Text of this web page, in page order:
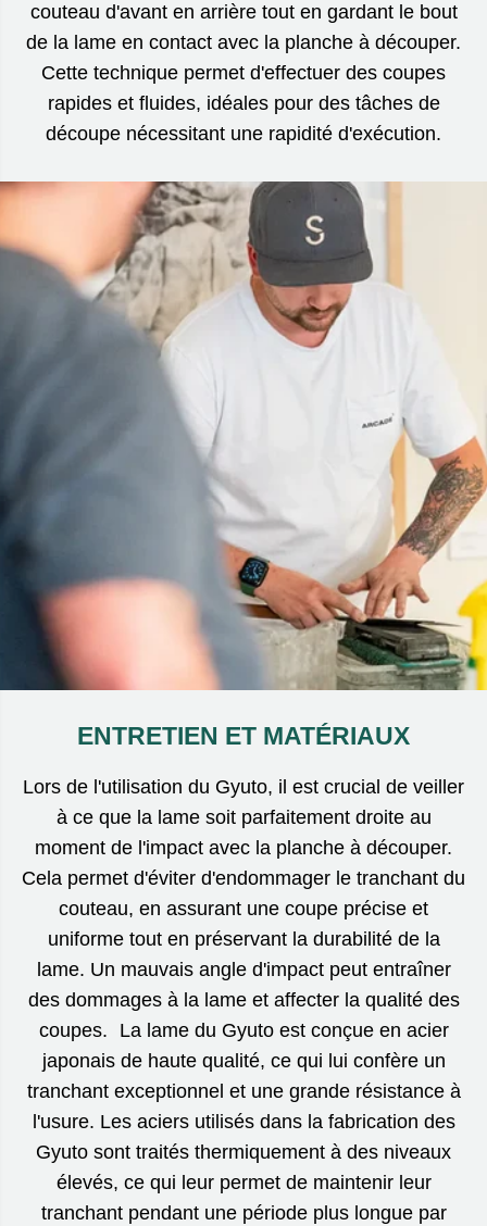
couteau d'avant en arrière tout en gardant le bout
de la lame en contact avec la planche à découper.
Cette technique permet d'effectuer des coupes
rapides et fluides, idéales pour des tâches de
découpe nécessitant une rapidité d'exécution.
ENTRETIEN ET MATÉRIAUX
Lors de l'utilisation du Gyuto, il est crucial de veiller
à ce que la lame soit parfaitement droite au
moment de l'impact avec la planche à découper.
Cela permet d'éviter d'endommager le tranchant du
couteau, en assurant une coupe précise et
uniforme tout en préservant la durabilité de la
lame. Un mauvais angle d'impact peut entraîner
des dommages à la lame et affecter la qualité des
coupes. La lame du Gyuto est conçue en acier
japonais de haute qualité, ce qui lui confère un
tranchant exceptionnel et une grande résistance à
l'usure. Les aciers utilisés dans la fabrication des
Gyuto sont traités thermiquement à des niveaux
élevés, ce qui leur permet de maintenir leur
tranchant pendant une période plus longue par